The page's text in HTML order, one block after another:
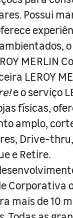
Possui
MERLIN
LEROY
e o serviço
físicas,
amplo,
Drive-
e Retire.
Corporativa
mais de 10